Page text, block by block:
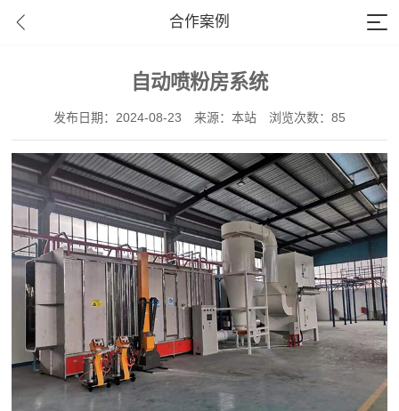
合作案例
自动喷粉房系统
发布日期：2024-08-23 来源：本站 浏览次数：85